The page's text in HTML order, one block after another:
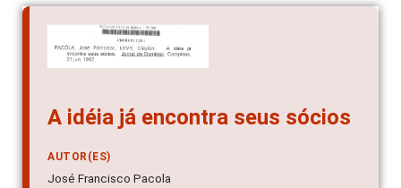
A idéia já encontra seus sócios
AUTOR(ES)
José Francisco Pacola